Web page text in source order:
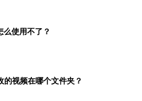
么使用不了？
的视频在哪个文件夹？